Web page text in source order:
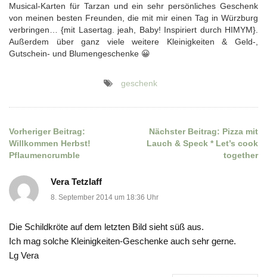
Musical-Karten für Tarzan und ein sehr persönliches Geschenk
von meinen besten Freunden, die mit mir einen Tag in Würzburg
verbringen… {mit Lasertag. jeah, Baby! Inspiriert durch HIMYM}.
Außerdem über ganz viele weitere Kleinigkeiten & Geld-,
Gutschein- und Blumengeschenke 😀
geschenk
Beitragsnavigation
Vorheriger Beitrag:
Willkommen Herbst!
Pflaumencrumble
Nächster Beitrag: Pizza mit
Lauch & Speck * Let’s cook
together
Vera Tetzlaff
8. September 2014 um 18:36 Uhr
Die Schildkröte auf dem letzten Bild sieht süß aus.
Ich mag solche Kleinigkeiten-Geschenke auch sehr gerne.
Lg Vera